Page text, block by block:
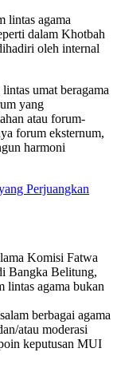
lintas agama
dalam Khotbah
oleh internal
umat beragama
yang
atau forum-
forum eksternum,
harmoni
Perjuangkan
Komisi Fatwa
Bangka Belitung,
lintas agama bukan
berbagai agama
atau moderasi
keputusan MUI